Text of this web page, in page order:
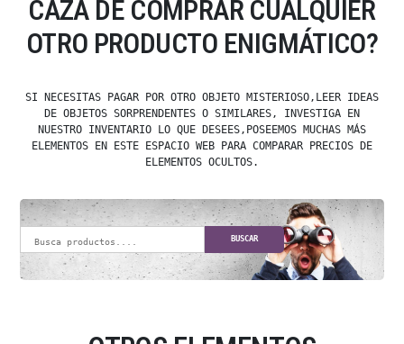
CAZA DE COMPRAR CUALQUIER
OTRO PRODUCTO ENIGMÁTICO?
SI NECESITAS PAGAR POR OTRO OBJETO MISTERIOSO,LEER IDEAS
DE OBJETOS SORPRENDENTES O SIMILARES, INVESTIGA EN
NUESTRO INVENTARIO LO QUE DESEES,POSEEMOS MUCHAS MÁS
ELEMENTOS EN ESTE ESPACIO WEB PARA COMPARAR PRECIOS DE
ELEMENTOS OCULTOS.
BUSCAR